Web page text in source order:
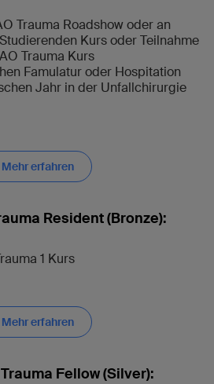
Trauma Roadshow oder an
Kurs oder Teilnahme
Trauma Kurs
Famulatur oder Hospitation
Jahr in der Unfallchirurgie
Mehr erfahren
Resident (Bronze):
1 Kurs
Mehr erfahren
Fellow (Silver):